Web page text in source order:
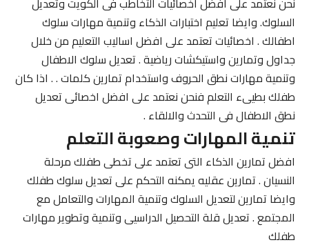
السلوك. وايضا تعليم اختبارات الذكاء وتنمية مهارات سلوك
اطفالك . اخصائيات تعتمد على افضل اساليب التعليم من خلال
جداول وتمارين واستيكشات رياضية . تعديل سلوك الاطفال
وتنمية مهارات نطق الحروف واستخدام تمارين كلمات . . اذا كان
طفلك بطيىء التعلم فنحن نعتمد على افضل اخصائى تعديل
نطق الاطفال فى التحدث والالقاء .
تنمية المهارات وصعوبة التعلم
افضل تمارين الذكاء التى تعتمد على تخطى طفلك مرحلة
النسيان . تمارين عقليه يمكنه التحكم على تعديل سلوك طفلك
وايضا تمارين لتعديل السلوك وتنمية المهارات والتعامل مع
المجتمع . تعديل قلة التحصيل الدراسيى وتنمية وتطوير مهارات
طفلك